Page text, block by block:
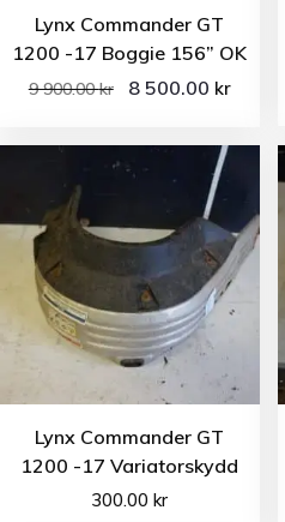
Lynx Commander GT
1200 -17 Boggie 156” OK
9 900.00kr 8 500.00 kr
Lynx Commander GT
1200 -17 Variatorskydd
300.00kr